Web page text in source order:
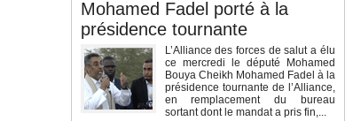
Mohamed Fadel porté à la
présidence tournante
L’Alliance des forces de salut a élu
ce mercredi le député Mohamed
Bouya Cheikh Mohamed Fadel à la
présidence tournante de l’Alliance,
en remplacement du bureau
sortant dont le mandat a pris fin,...